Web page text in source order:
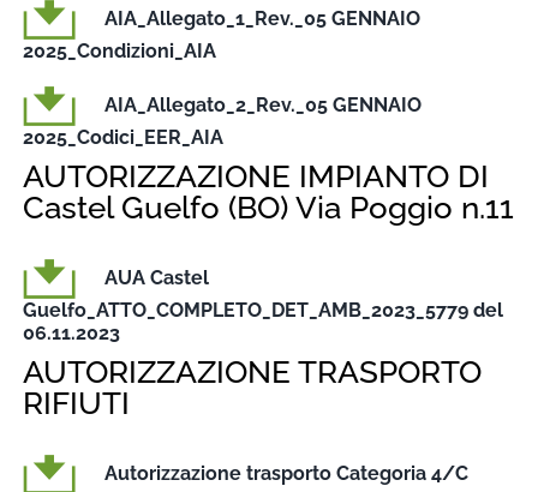
AIA_Allegato_1_Rev._05 GENNAIO
2025_Condizioni_AIA
AIA_Allegato_2_Rev._05 GENNAIO
2025_Codici_EER_AIA
AUTORIZZAZIONE IMPIANTO DI
Castel Guelfo (BO) Via Poggio n.11
AUA Castel
Guelfo_ATTO_COMPLETO_DET_AMB_2023_5779 del
06.11.2023
AUTORIZZAZIONE TRASPORTO
RIFIUTI
Autorizzazione trasporto Categoria 4/C